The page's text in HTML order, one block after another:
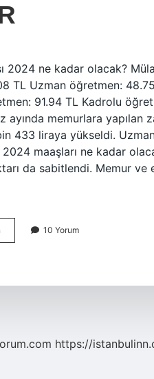
2024 ne kadar olacak?
TL Uzman öğretmen:
91.94 TL Kadrolu
ayında memurlara
433 liraya yükseldi.
maaşları ne kadar
da sabitlendi. Memur ve
Öğretmen
10 Yorum
https://